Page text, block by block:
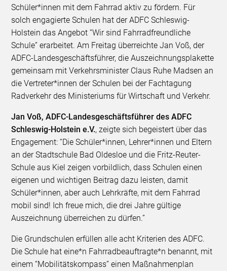
Schüler*innen mit dem Fahrrad aktiv zu fördern. Für
solch engagierte Schulen hat der ADFC Schleswig-
Holstein das Angebot “Wir sind Fahrradfreundliche
Schule” erarbeitet. Am Freitag überreichte Jan Voß, der
ADFC-Landesgeschäftsführer, die Auszeichnungsplakette
gemeinsam mit Verkehrsminister Claus Ruhe Madsen an
die Vertreter*innen der Schulen bei der Fachtagung
Radverkehr des Ministeriums für Wirtschaft und Verkehr.
Jan Voß, ADFC-Landesgeschäftsführer des ADFC
Schleswig-Holstein e.V., zeigte sich begeistert über das
Engagement: “Die Schüler*innen, Lehrer*innen und Eltern
an der Stadtschule Bad Oldesloe und die Fritz-Reuter-
Schule aus Kiel zeigen vorbildlich, dass Schulen einen
eigenen und wichtigen Beitrag dazu leisten, damit
Schüler*innen, aber auch Lehrkräfte, mit dem Fahrrad
mobil sind! Ich freue mich, die drei Jahre gültige
Auszeichnung überreichen zu dürfen.”
Die Grundschulen erfüllen alle acht Kriterien des ADFC.
Die Schule hat eine*n Fahrradbeauftragte*n benannt, mit
einem “Mobilitätskompass” einen Maßnahmenplan